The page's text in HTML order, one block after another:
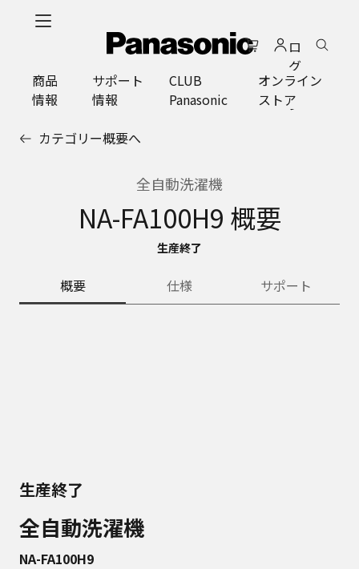
ロ
グ
イ
ン
商品
情報
サポート
情報
CLUB
Panasonic
オンライン
ストア
カテゴリー概要へ
全自動洗濯機
NA-FA100H9 概要
生産終了
概要 仕様 サポート
生産終了
全自動洗濯機
NA-FA100H9